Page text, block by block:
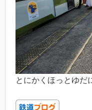
とにかくほっとゆだ